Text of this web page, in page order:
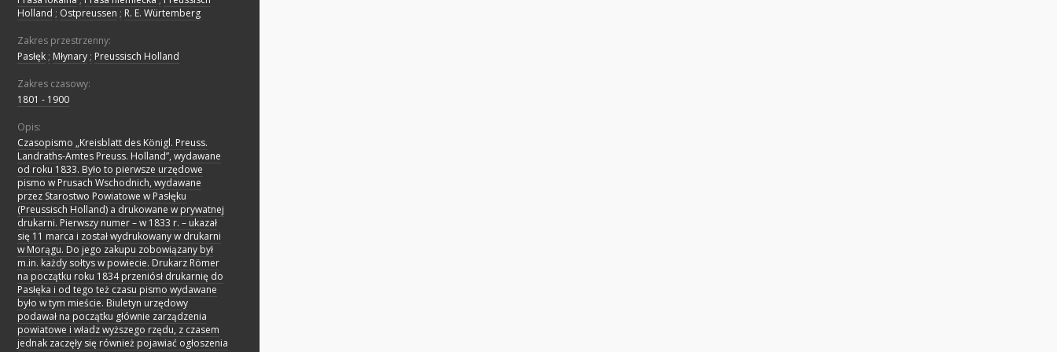
Holland ; Ostpreussen ; R. E. Würtemberg
Zakres przestrzenny:
Pasłęk ; Młynary ; Preussisch Holland
Zakres czasowy:
1801 - 1900
Opis:
Czasopismo „Kreisblatt des Königl. Preuss.
Landraths-Amtes Preuss. Holland”, wydawane
od roku 1833. Było to pierwsze urzędowe
pismo w Prusach Wschodnich, wydawane
przez Starostwo Powiatowe w Pasłęku
(Preussisch Holland) a drukowane w prywatnej
drukarni. Pierwszy numer – w 1833 r. – ukazał
się 11 marca i został wydrukowany w drukarni
w Morągu. Do jego zakupu zobowiązany był
m.in. każdy sołtys w powiecie. Drukarz Römer
na początku roku 1834 przeniósł drukarnię do
Pasłęka i od tego też czasu pismo wydawane
było w tym mieście. Biuletyn urzędowy
podawał na początku głównie zarządzenia
powiatowe i władz wyższego rzędu, z czasem
jednak zaczęły się również pojawiać ogłoszenia